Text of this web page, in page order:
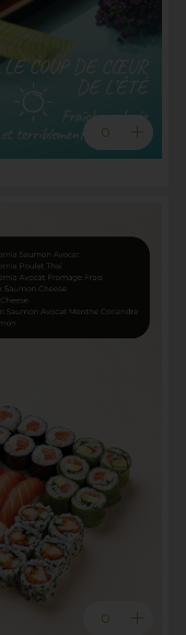
0 add
0 add